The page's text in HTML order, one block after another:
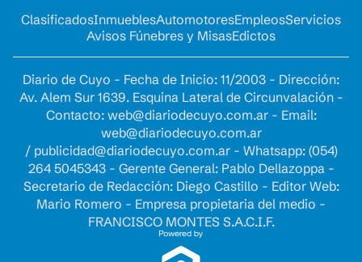
ClasificadosInmueblesAutomotoresEmpleosServicios
Avisos Fúnebres y MisasEdictos
Diario de Cuyo - Fecha de Inicio: 11/2003 - Dirección:
Av. Alem Sur 1639. Esquina Lateral de Circunvalación -
Contacto: web@diariodecuyo.com.ar- Email:
web@diariodecuyo.com.ar
/ publicidad@diariodecuyo.com.ar- Whatsapp: (054)
264 5045343 - Gerente General: Pablo Dellazoppa -
Secretario de Redacción: Diego Castillo - Editor Web:
Mario Romero - Empresa propietaria del medio -
FRANCISCO MONTES S.A.C.I.F.